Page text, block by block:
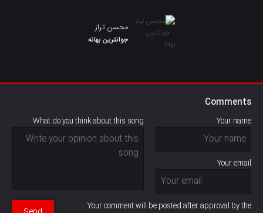
محسن تراز
جوانترین بهانه
Comments
Your name
Your email
What do you think about this song
Your comment will be posted after approval by the